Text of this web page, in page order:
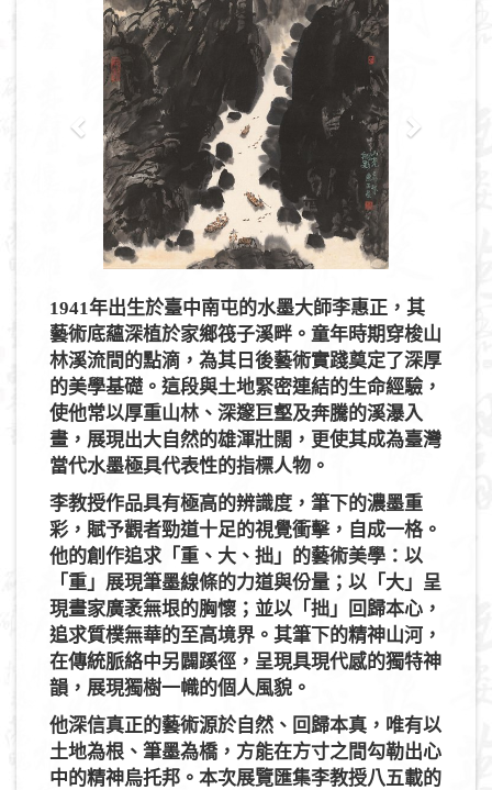
i
1941年出生於臺中南屯的水墨大師李惠正，其
藝術底蘊深植於家鄉筏子溪畔。童年時期穿梭山
林溪流間的點滴，為其日後藝術實踐奠定了深厚
的美學基礎。這段與土地緊密連結的生命經驗，
使他常以厚重山林、深邃巨壑及奔騰的溪瀑入
畫，展現出大自然的雄渾壯闊，更使其成為臺灣
當代水墨極具代表性的指標人物。
李教授作品具有極高的辨識度，筆下的濃墨重
彩，賦予觀者勁道十足的視覺衝擊，自成一格。
他的創作追求「重、大、拙」的藝術美學：以
「重」展現筆墨線條的力道與份量；以「大」呈
現畫家廣袤無垠的胸懷；並以「拙」回歸本心，
追求質樸無華的至高境界。其筆下的精神山河，
在傳統脈絡中另闢蹊徑，呈現具現代感的獨特神
韻，展現獨樹一幟的個人風貌。
他深信真正的藝術源於自然、回歸本真，唯有以
土地為根、筆墨為橋，方能在方寸之間勾勒出心
中的精神烏托邦。本次展覽匯集李教授八五載的